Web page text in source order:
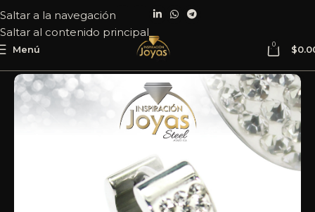
Saltar a la navegación
Saltar al contenido principal
Menú 0 $